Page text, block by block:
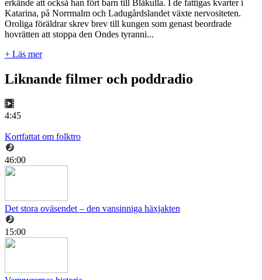
erkände att också han fört barn till Blåkulla. I de fattigas kvarter i
Katarina, på Norrmalm och Ladugårdslandet växte nervositeten.
Oroliga föräldrar skrev brev till kungen som genast beordrade
hovrätten att stoppa den Ondes tyranni...
+ Läs mer
Liknande filmer och poddradio
4:45
Kortfattat om folktro
46:00
Det stora oväsendet – den vansinniga häxjakten
15:00